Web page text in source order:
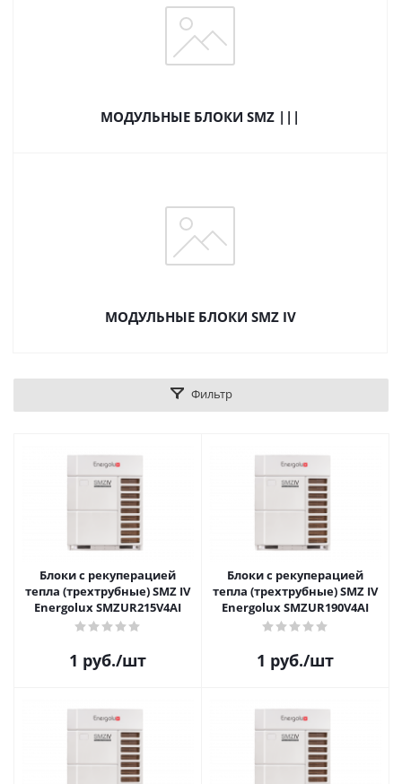
МОДУЛЬНЫЕ БЛОКИ SMZ |||
МОДУЛЬНЫЕ БЛОКИ SMZ IV
Фильтр
Блоки с рекуперацией
тепла (трехтрубные) SMZ IV
Energolux SMZUR215V4AI
1 руб./шт
Блоки с рекуперацией
тепла (трехтрубные) SMZ IV
Energolux SMZUR190V4AI
1 руб./шт